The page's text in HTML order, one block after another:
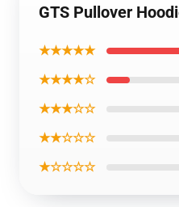
GTS Pullover
★★★★★
★★★★☆
★★★☆☆
★★☆☆☆
★☆☆☆☆